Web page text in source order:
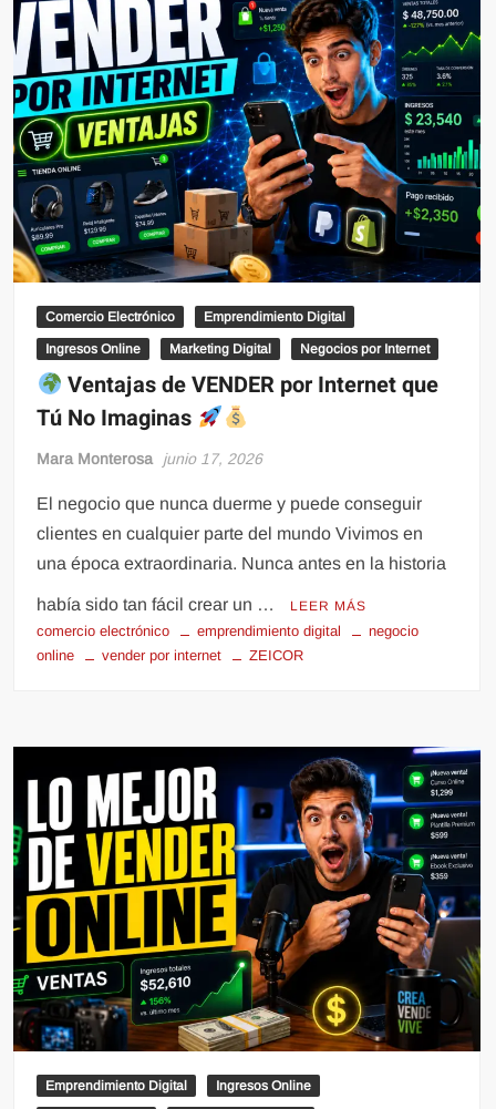
Comercio Electrónico Emprendimiento Digital
Ingresos Online Marketing Digital Negocios por Internet
Ventajas de VENDER por Internet que
Tú No Imaginas
Mara Monterosa junio 17, 2026
El negocio que nunca duerme y puede conseguir
clientes en cualquier parte del mundo Vivimos en
una época extraordinaria. Nunca antes en la historia
había sido tan fácil crear un … LEER MÁS
comercio electrónico emprendimiento digital
negocio
online
vender por internet ZEICOR
Emprendimiento Digital Ingresos Online